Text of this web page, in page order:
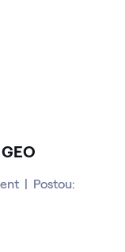
Postou: